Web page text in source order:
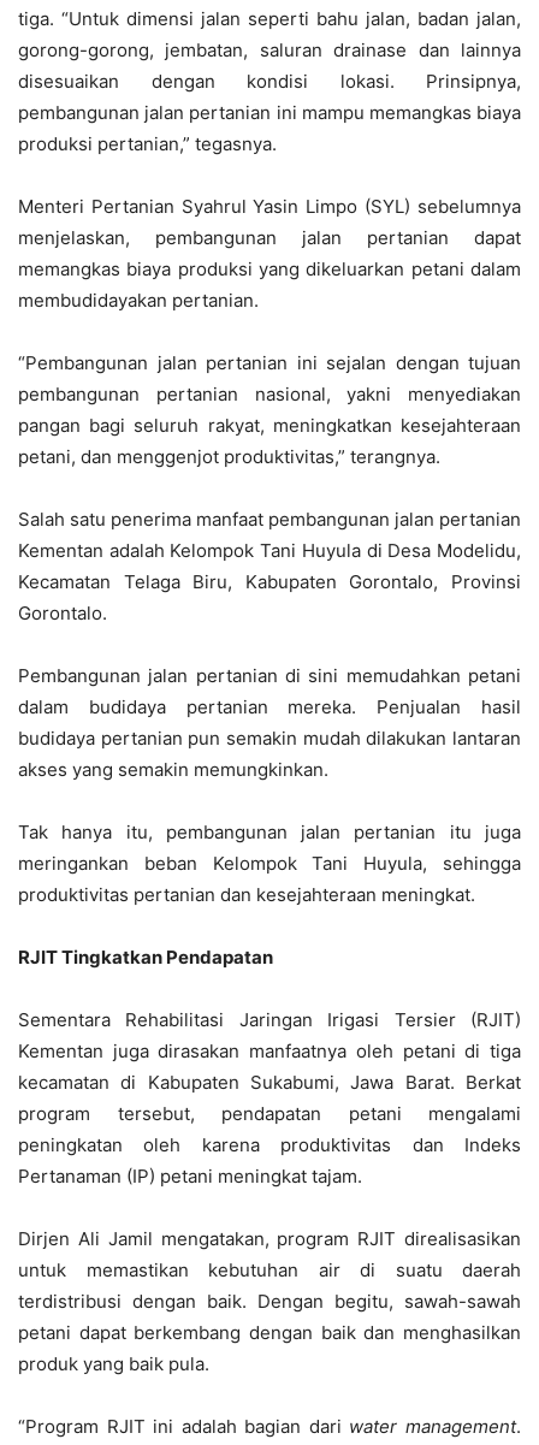
tiga. “Untuk dimensi jalan seperti bahu jalan, badan jalan,
gorong-gorong, jembatan, saluran drainase dan lainnya
disesuaikan dengan kondisi lokasi. Prinsipnya,
pembangunan jalan pertanian ini mampu memangkas biaya
produksi pertanian,” tegasnya.
Menteri Pertanian Syahrul Yasin Limpo (SYL) sebelumnya
menjelaskan, pembangunan jalan pertanian dapat
memangkas biaya produksi yang dikeluarkan petani dalam
membudidayakan pertanian.
“Pembangunan jalan pertanian ini sejalan dengan tujuan
pembangunan pertanian nasional, yakni menyediakan
pangan bagi seluruh rakyat, meningkatkan kesejahteraan
petani, dan menggenjot produktivitas,” terangnya.
Salah satu penerima manfaat pembangunan jalan pertanian
Kementan adalah Kelompok Tani Huyula di Desa Modelidu,
Kecamatan Telaga Biru, Kabupaten Gorontalo, Provinsi
Gorontalo.
Pembangunan jalan pertanian di sini memudahkan petani
dalam budidaya pertanian mereka. Penjualan hasil
budidaya pertanian pun semakin mudah dilakukan lantaran
akses yang semakin memungkinkan.
Tak hanya itu, pembangunan jalan pertanian itu juga
meringankan beban Kelompok Tani Huyula, sehingga
produktivitas pertanian dan kesejahteraan meningkat.
RJIT Tingkatkan Pendapatan
Sementara Rehabilitasi Jaringan Irigasi Tersier (RJIT)
Kementan juga dirasakan manfaatnya oleh petani di tiga
kecamatan di Kabupaten Sukabumi, Jawa Barat. Berkat
program tersebut, pendapatan petani mengalami
peningkatan oleh karena produktivitas dan Indeks
Pertanaman (IP) petani meningkat tajam.
Dirjen Ali Jamil mengatakan, program RJIT direalisasikan
untuk memastikan kebutuhan air di suatu daerah
terdistribusi dengan baik. Dengan begitu, sawah-sawah
petani dapat berkembang dengan baik dan menghasilkan
produk yang baik pula.
“Program RJIT ini adalah bagian dari water management.